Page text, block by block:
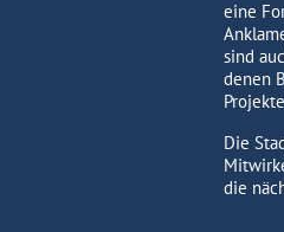
eine
sind
denen
Die
die